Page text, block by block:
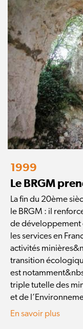
1999
Le BRGM
La fin du 20ème
le BRGM : il
de développement
les services en
activités
transition
est
triple tutelle des
et de
En savoir plus